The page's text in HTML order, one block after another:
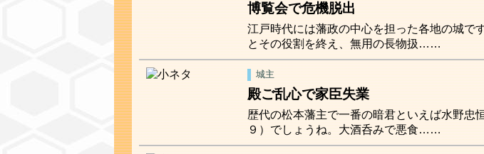
博覧会で危機脱出
江戸時代には藩政の中心を担った各地の城で
とその役割を終え、無用の長物扱……
城主
殿ご乱心で家臣失業
歴代の松本藩主で一番の暗君といえば水野忠
９）でしょうね。大酒呑みで悪食……